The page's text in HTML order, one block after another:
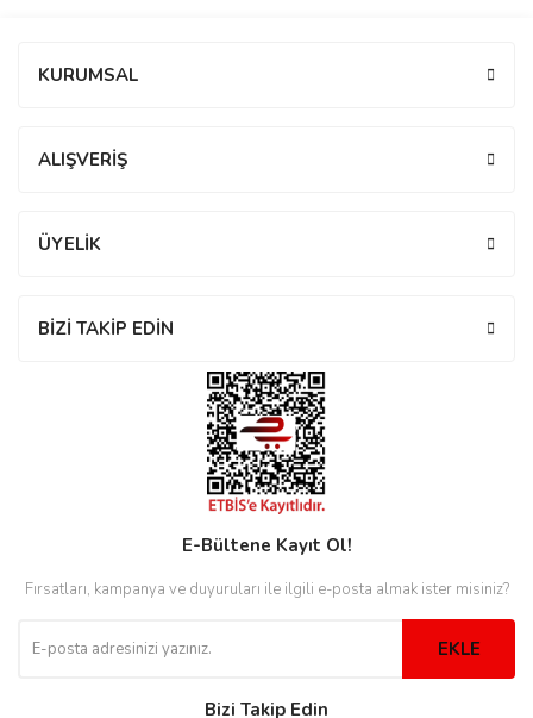
KURUMSAL
ALIŞVERİŞ
ÜYELİK
BİZİ TAKİP EDİN
E-Bültene Kayıt Ol!
Fırsatları, kampanya ve duyuruları ile ilgili e-posta almak ister misiniz?
EKLE
Bizi Takip Edin